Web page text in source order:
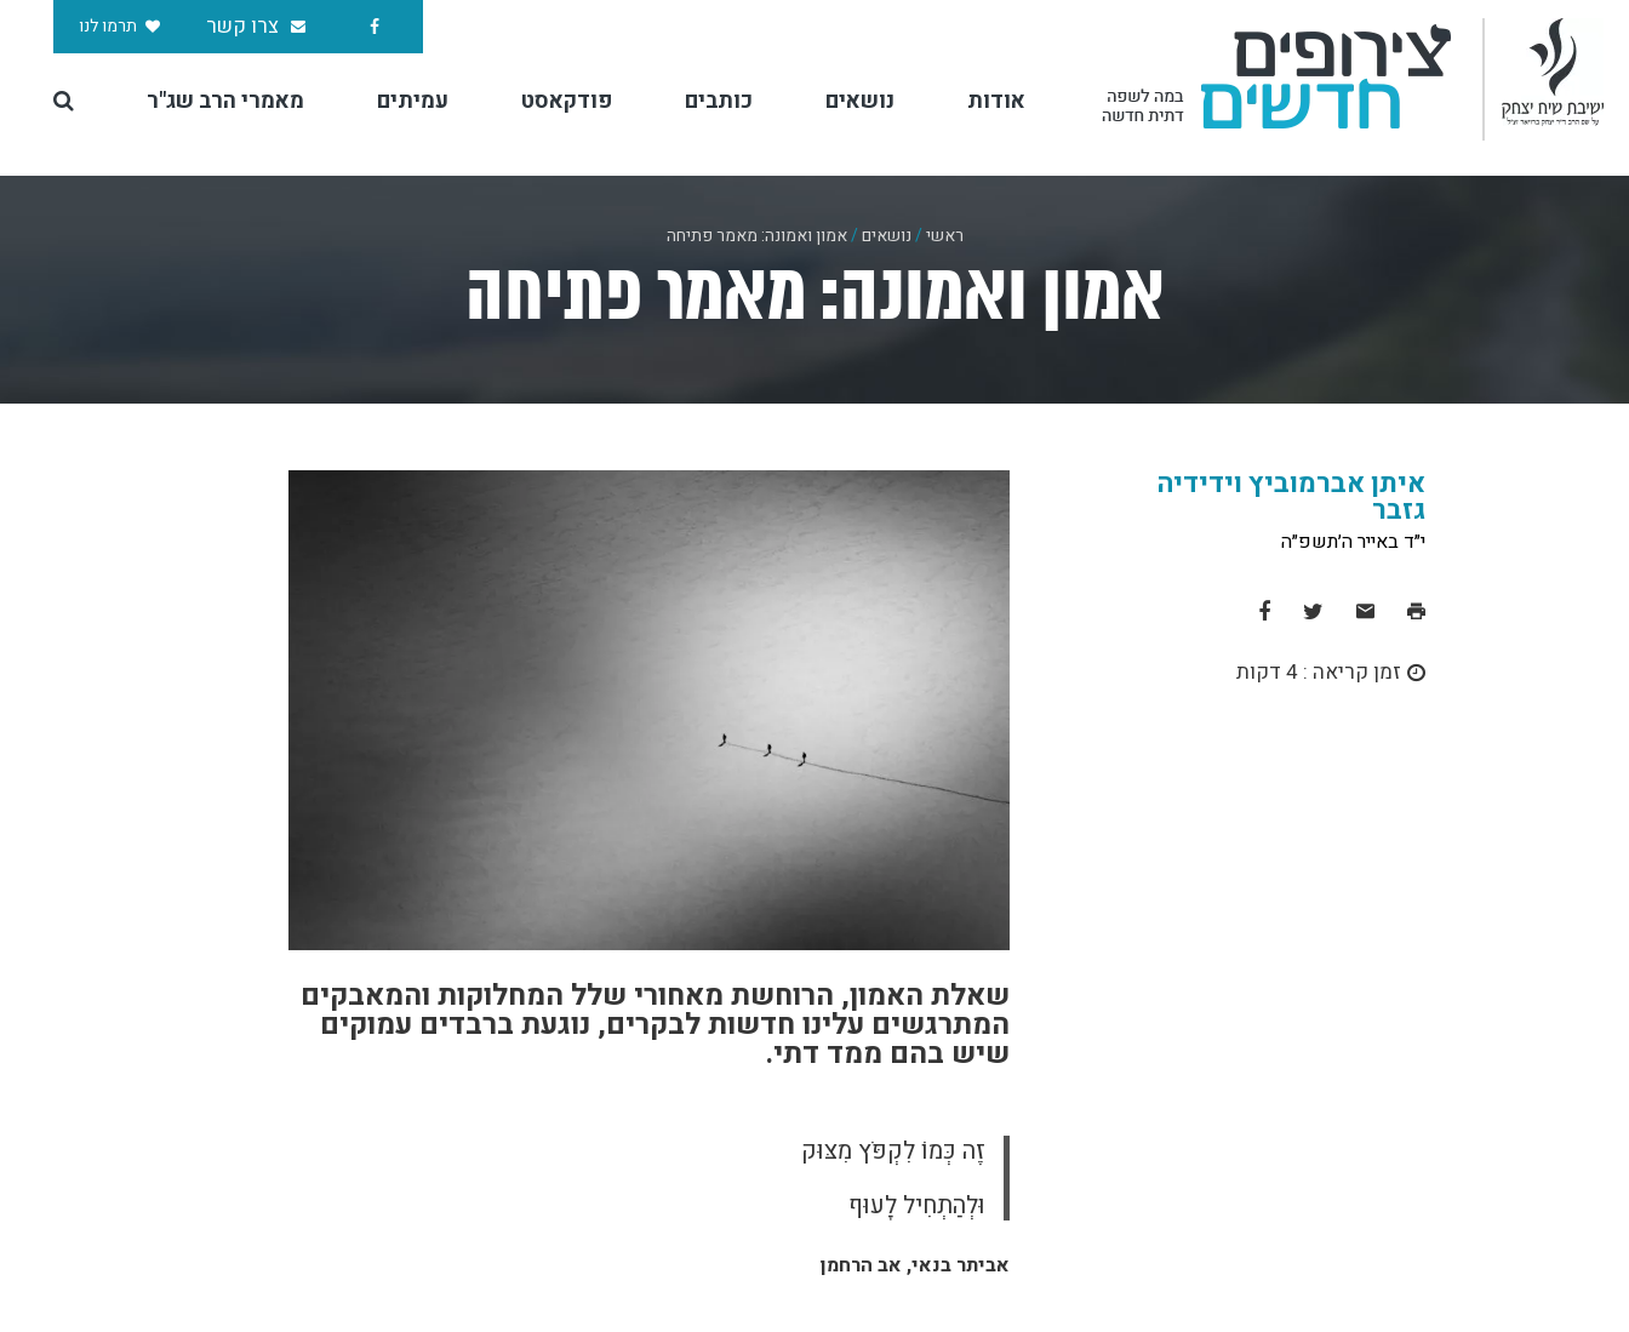
תרמו לנו צרו קשר
אודות נושאים כותבים פודקאסט עמיתים מאמרי הרב שג"ר
ראשי/נושאים/אמון ואמונה: מאמר פתיחה
אמון ואמונה: מאמר פתיחה
איתן אברמוביץ וידידיה
גזבר
י״ד באייר ה׳תשפ״ה
זמן קריאה : 4 דקות
שאלת האמון, הרוחשת מאחורי שלל המחלוקות והמאבקים
המתרגשים עלינו חדשות לבקרים, נוגעת ברבדים עמוקים
שיש בהם ממד דתי.
זֶה כְּמוֹ לִקְפֹּץ מִצּוּק
וּלְהַתְחִיל לָעוּף
אביתר בנאי, אב הרחמן